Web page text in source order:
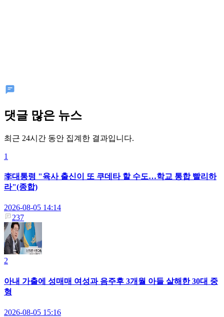
댓글 많은 뉴스
최근 24시간 동안 집계한 결과입니다.
1
李대통령 "육사 출신이 또 쿠데타 할 수도…학교 통합 빨리하
라"(종합)
2026-08-05 14:14
237
2
아내 가출에 성매매 여성과 음주후 3개월 아들 살해한 30대 중
형
2026-08-05 15:16